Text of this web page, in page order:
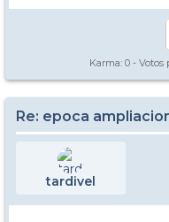
Karma: 0 - Votos
Re: epoca
tardivel